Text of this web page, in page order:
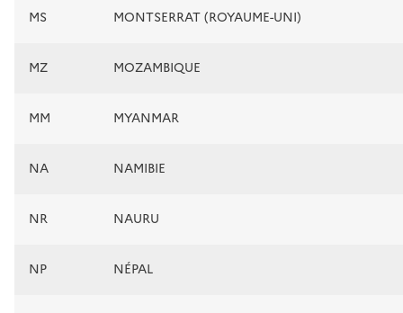
MS MONTSERRAT (ROYAUME-UNI)
MZ MOZAMBIQUE
MM MYANMAR
NA NAMIBIE
NR NAURU
NP NÉPAL